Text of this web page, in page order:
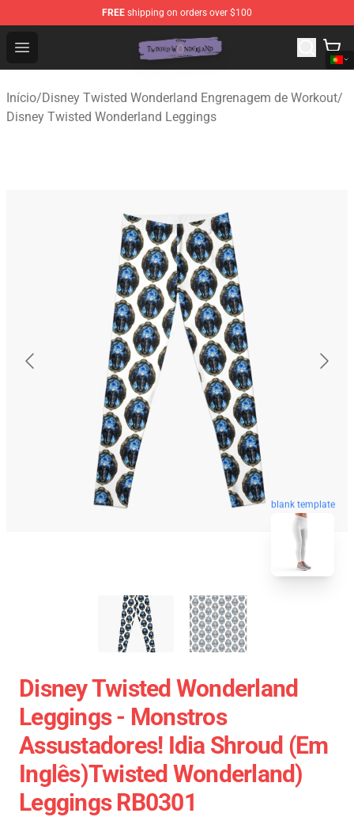
FREE shipping on orders over $100
Open menu
Twisted Wonderland Store - Official Twisted
Início/Disney Twisted Wonderland Engrenagem de Workout/
Disney Twisted Wonderland Leggings
blank template
Disney Twisted Wonderland
Leggings - Monstros
Assustadores! Idia Shroud (em
Inglês)Twisted Wonderland)
Leggings RB0301